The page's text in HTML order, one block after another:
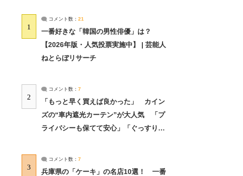
1
コメント数： 21
一番好きな「韓国の男性俳優」は？
【2026年版・人気投票実施中】 | 芸能人
ねとらぼリサーチ
2
コメント数： 7
「もっと早く買えば良かった」 カイン
ズの“車内遮光カーテン”が大人気 「プ
ライバシーも保てて安心」「ぐっすり眠
3
コメント数： 7
兵庫県の「ケーキ」の名店10選！ 一番